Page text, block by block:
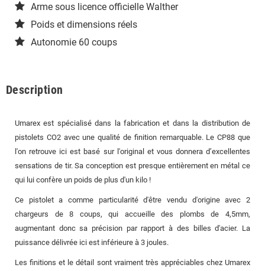
Arme sous licence officielle Walther
Poids et dimensions réels
Autonomie 60 coups
Description
Umarex est spécialisé dans la fabrication et dans la distribution de
pistolets CO2 avec une qualité de finition remarquable. Le CP88 que
l'on retrouve ici est basé sur l'original et vous donnera d’excellentes
sensations de tir. Sa conception est presque entièrement en métal ce
qui lui confère un poids de plus d'un kilo !
Ce pistolet a comme particularité d'être vendu d'origine avec 2
chargeurs de 8 coups, qui accueille des plombs de 4,5mm,
augmentant donc sa précision par rapport à des billes d'acier. La
puissance délivrée ici est inférieure à 3 joules.
Les finitions et le détail sont vraiment très appréciables chez Umarex